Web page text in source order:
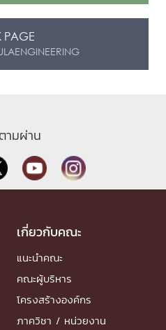
PAGE
ามผ่าน
เกี่ยวกับคณะ
แนะนำคณะ
คณะผู้บริหาร
โครงสร้างองค์กร
ภาควิชา / หน่วยงาน